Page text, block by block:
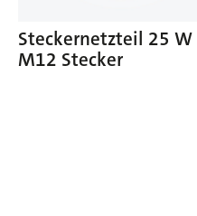
Steckernetzteil 25 W
M12 Stecker